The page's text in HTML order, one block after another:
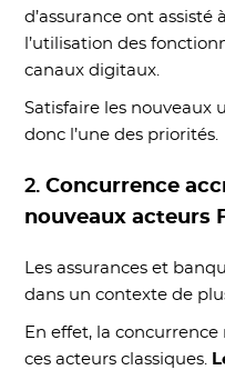
d’assurance ont
l’utilisation des
canaux digitaux.
Satisfaire les nouveaux
donc l’une des priorités.
2.Concurrence
nouveaux acteurs
Les assurances et
dans un contexte de
En effet, la
ces acteurs classiques.